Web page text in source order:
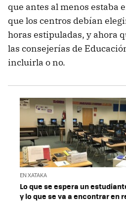
que antes al menos estaba
que los centros debían
horas estipuladas, y ahora
las consejerías de
incluirla o no.
EN XATAKA
Lo que se espera un
y lo que se va a encontrar en